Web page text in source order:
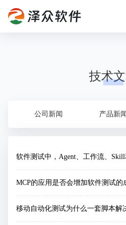
技术
公司新闻 产品新闻
MCP的应用是否会增加软件测试的